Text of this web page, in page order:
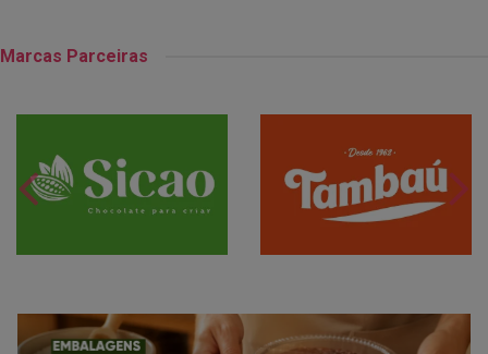
Marcas Parceiras